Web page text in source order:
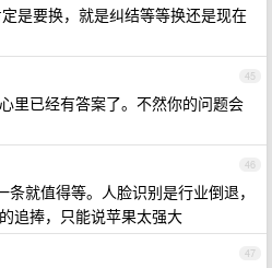
是要换，就是纠结等等换还是现在
45
里已经有答案了。不然你的问题会
46
就值得等。人脸识别是行业倒退，
追捧，只能说苹果太强大
47